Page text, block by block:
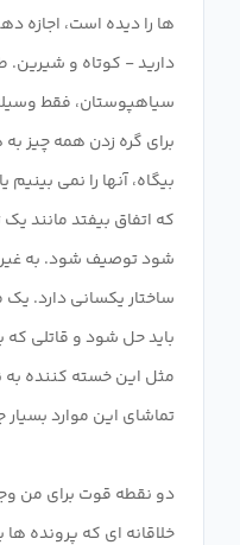
ها را دیده است، اجازه
دارید - کوتاه و شیرین.
سیاهپوستان، فقط
برای گره زدن همه چیز به
بیگاه، آنها را نمی
که اتفاق بیفتد مانند
شود توصیف شود. به غیر
ساختار یکسانی دارد.
باید حل شود و قاتلی که
مثل این خسته کننده به
دو نقطه قوت برای من
خلاقانه ای که پرونده